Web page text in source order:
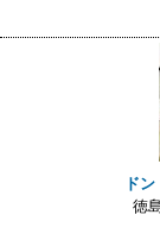
ド
徳